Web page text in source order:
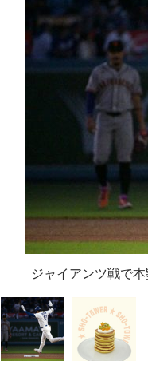
ジャイアンツ戦で